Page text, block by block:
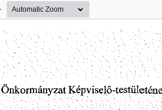
Zoom
Önkormányzat Képviselő-
;